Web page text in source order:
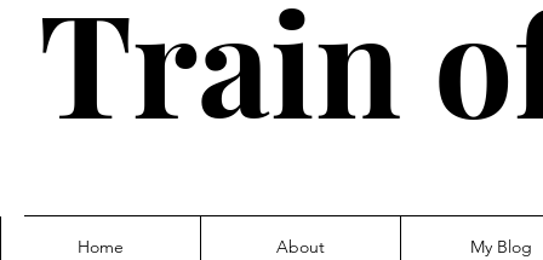
Train
Home About My Blog